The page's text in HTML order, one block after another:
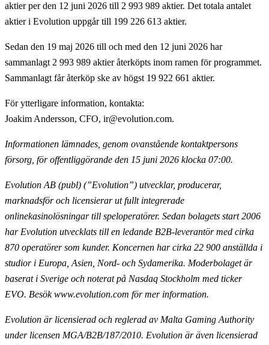
aktier per den 12 juni 2026 till 2 993 989 aktier. Det totala antalet
aktier i Evolution uppgår till 199 226 613 aktier.
Sedan den 19 maj 2026 till och med den 12 juni 2026 har
sammanlagt 2 993 989 aktier återköpts inom ramen för programmet.
Sammanlagt får återköp ske av högst 19 922 661 aktier.
För ytterligare information, kontakta:
Joakim Andersson, CFO, ir@evolution.com.
Informationen lämnades, genom ovanstående kontaktpersons
försorg, för offentliggörande den 15 juni 2026 klocka 07:00.
Evolution AB (publ) (”Evolution”) utvecklar, producerar,
marknadsför och licensierar ut fullt integrerade
onlinekasinolösningar till speloperatörer. Sedan bolagets start 2006
har Evolution utvecklats till en ledande B2B-leverantör med cirka
870 operatörer som kunder. Koncernen har cirka 22 900 anställda i
studior i Europa, Asien, Nord- och Sydamerika. Moderbolaget är
baserat i Sverige och noterat på Nasdaq Stockholm med ticker
EVO. Besök www.evolution.com för mer information.
Evolution är licensierad och reglerad av Malta Gaming Authority
under licensen MGA/B2B/187/2010. Evolution är även licensierad